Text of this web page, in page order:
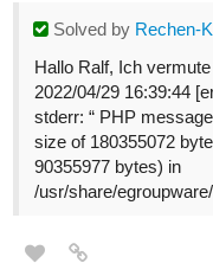
Solved by Rechen-
Hallo Ralf, Ich
2022/04/29 16:39:44
stderr: “ PHP
size of 180355072
90355977 bytes) in
/usr/share/